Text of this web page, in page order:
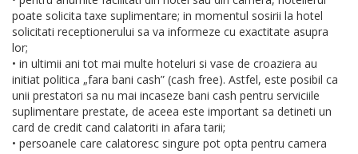
poate solicita taxe suplimentare; in momentul sosirii la hotel
solicitati receptionerului sa va informeze cu exactitate asupra
lor;
• in ultimii ani tot mai multe hoteluri si vase de croaziera au
initiat politica „fara bani cash” (cash free). Astfel, este posibil ca
unii prestatori sa nu mai incaseze bani cash pentru serviciile
suplimentare prestate, de aceea este important sa detineti un
card de credit cand calatoriti in afara tarii;
• persoanele care calatoresc singure pot opta pentru camera